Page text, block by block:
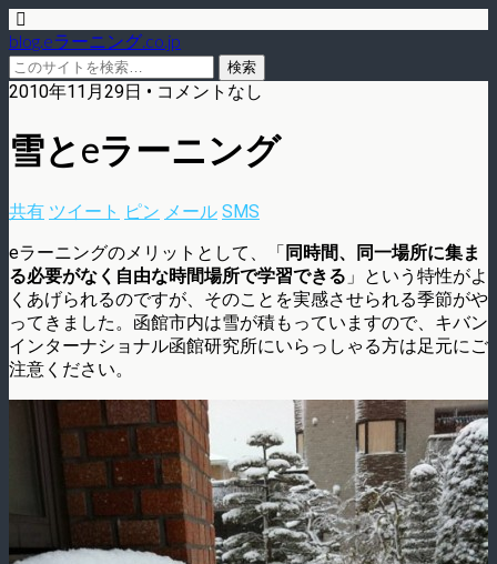
blog.eラーニング.co.jp
2010年11月29日 • コメントなし
雪とeラーニング
共有 ツイート ピン メール SMS
eラーニングのメリットとして、「 同時間、同一場所に集ま
る必要がなく自由な時間場所で学習できる 」という特性がよ
くあげられるのですが、そのことを実感させられる季節がや
ってきました。函館市内は雪が積もっていますので、キバン
インターナショナル函館研究所にいらっしゃる方は足元にご
注意ください。